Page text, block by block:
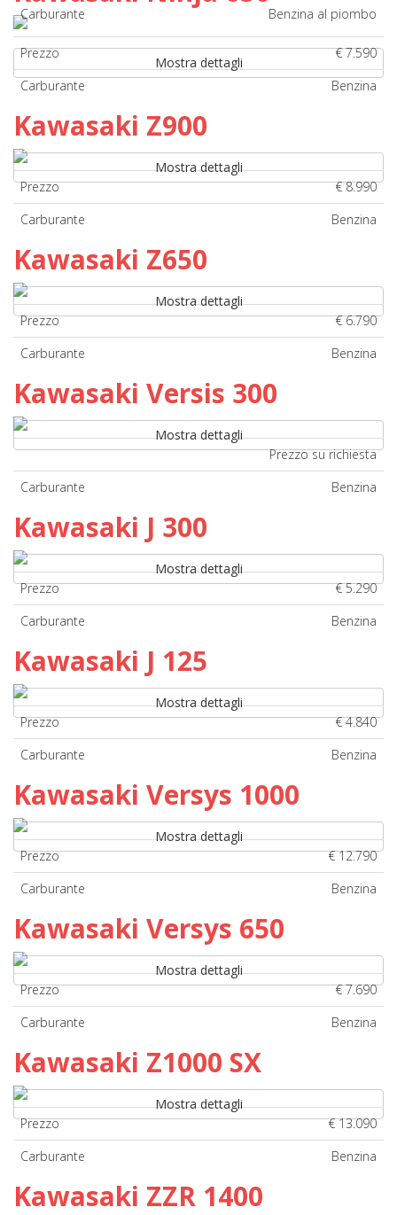
Carburante
Benzina al piombo
Mostra dettagli
Prezzo
€ 7.590
Carburante
Benzina
Mostra dettagli
Kawasaki Z900
Prezzo
€ 8.990
Carburante
Benzina
Mostra dettagli
Kawasaki Z650
Prezzo
€ 6.790
Carburante
Benzina
Mostra dettagli
Kawasaki Versis 300
Prezzo su richiesta
Carburante
Benzina
Mostra dettagli
Kawasaki J 300
Prezzo
€ 5.290
Carburante
Benzina
Mostra dettagli
Kawasaki J 125
Prezzo
€ 4.840
Carburante
Benzina
Mostra dettagli
Kawasaki Versys 1000
Prezzo
€ 12.790
Carburante
Benzina
Mostra dettagli
Kawasaki Versys 650
Prezzo
€ 7.690
Carburante
Benzina
Mostra dettagli
Kawasaki Z1000 SX
Prezzo
€ 13.090
Carburante
Benzina
Kawasaki ZZR 1400